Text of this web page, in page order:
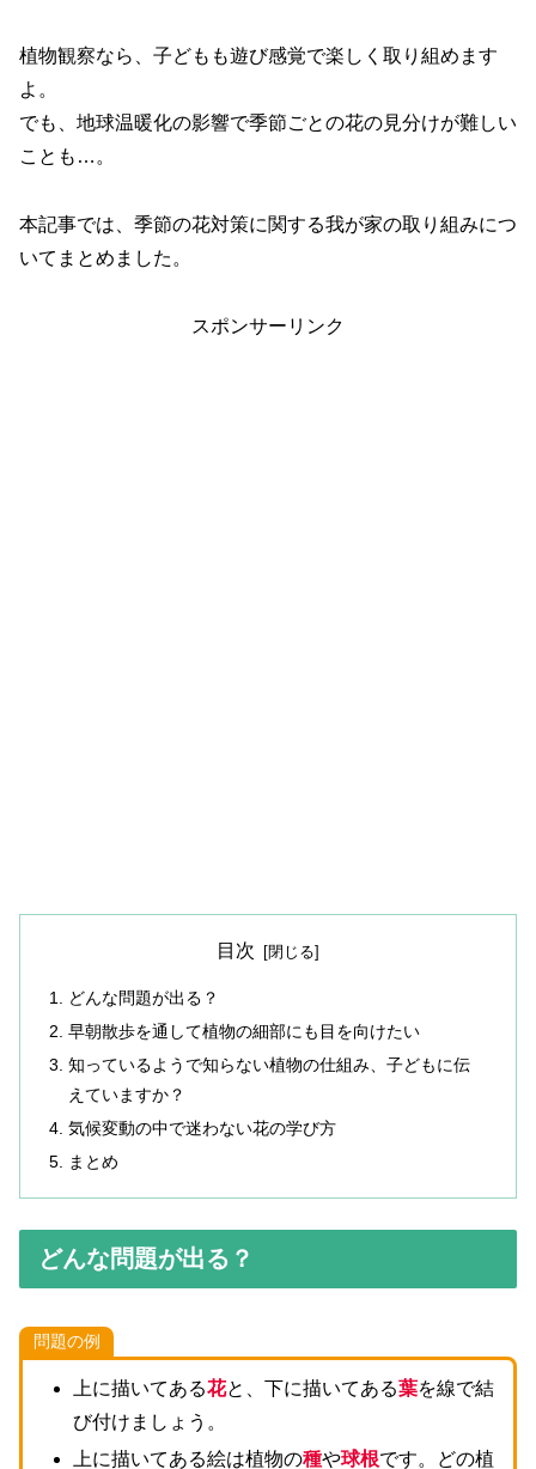
植物観察なら、子どもも遊び感覚で楽しく取り組めます
よ。
でも、地球温暖化の影響で季節ごとの花の見分けが難しい
ことも…。
本記事では、季節の花対策に関する我が家の取り組みにつ
いてまとめました。
スポンサーリンク
目次
どんな問題が出る？
早朝散歩を通して植物の細部にも目を向けたい
知っているようで知らない植物の仕組み、子どもに伝
えていますか？
気候変動の中で迷わない花の学び方
まとめ
どんな問題が出る？
問題の例
上に描いてある花と、下に描いてある葉を線で結
び付けましょう。
上に描いてある絵は植物の種や球根です。どの植